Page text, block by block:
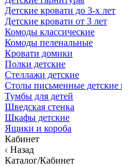
Детские кровати до 3-х лет
Детские кровати от 3 лет
Комоды классические
Комоды пеленальные
Кровати домики
Полки детские
Стеллажи детские
Столы письменные детские
Тумбы для детей
Шведская стенка
Шкафы детские
Ящики и короба
Кабинет
Назад
Каталог/Кабинет